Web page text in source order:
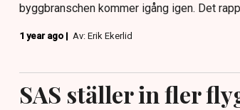
byggbranschen kommer igång igen. Det
1 year ago | Av: Erik Ekerlid
SAS ställer in fler